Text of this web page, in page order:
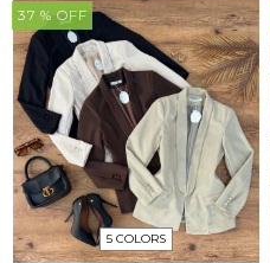
37 % OFF
5 COLORS